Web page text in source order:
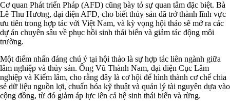
Cơ quan Phát triển Pháp (AFD) cũng bày tỏ sự quan tâm đặc biệt. Bà
Lê Thu Hương, đại diện AFD, cho biết thủy sản đã trở thành lĩnh vực
ưu tiên trong hợp tác với Việt Nam, và kỳ vọng hội thảo sẽ mở ra các
dự án chuyên sâu về phục hồi sinh thái biển và giảm tác động môi
trường.
Một điểm nhấn đáng chú ý tại hội thảo là sự hợp tác liên ngành giữa
lâm nghiệp và thủy sản. Ông Vũ Thành Nam, đại diện Cục Lâm
nghiệp và Kiểm lâm, cho rằng đây là cơ hội để hình thành cơ chế chia
sẻ dữ liệu nguồn lợi, chuẩn hóa kỹ thuật và quản lý tài nguyên dựa vào
cộng đồng, từ đó giảm áp lực lên cả hệ sinh thái biển và rừng.